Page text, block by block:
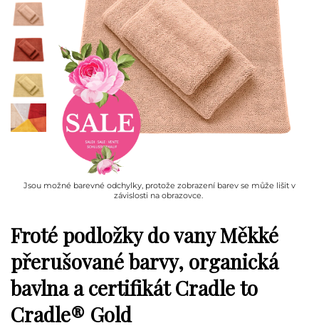
Jsou možné barevné odchylky, protože zobrazení barev se může lišit v
závislosti na obrazovce.
Froté podložky do vany Měkké
přerušované barvy, organická
bavlna a certifikát Cradle to
Cradle® Gold